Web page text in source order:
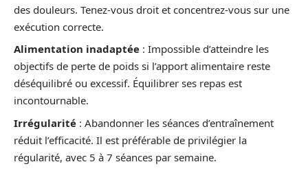
des douleurs. Tenez-vous droit et concentrez-vous sur une
exécution correcte.
Alimentation inadaptée : Impossible d’atteindre les
objectifs de perte de poids si l’apport alimentaire reste
déséquilibré ou excessif. Équilibrer ses repas est
incontournable.
Irrégularité : Abandonner les séances d’entraînement
réduit l’efficacité. Il est préférable de privilégier la
régularité, avec 5 à 7 séances par semaine.